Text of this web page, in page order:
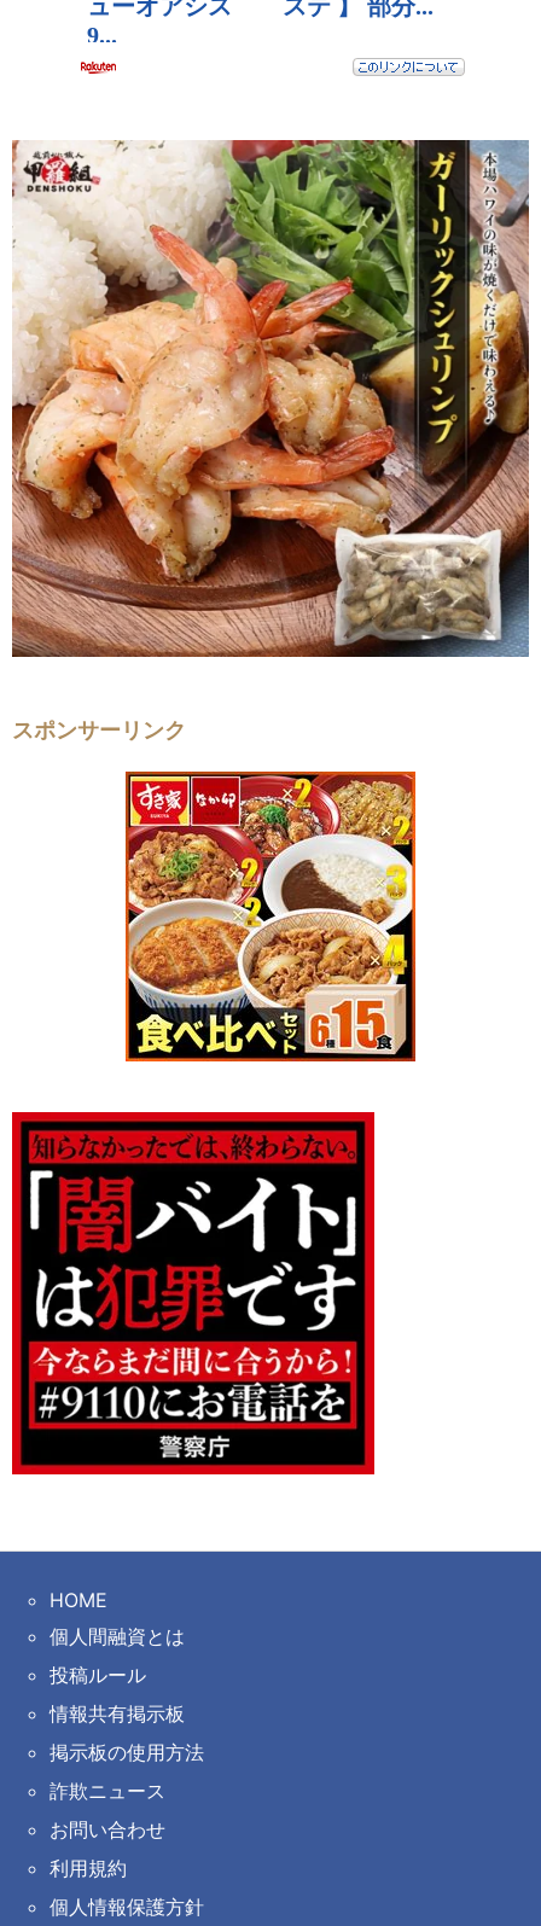
スポンサーリンク
HOME
個人間融資とは
投稿ルール
情報共有掲示板
掲示板の使用方法
詐欺ニュース
お問い合わせ
利用規約
個人情報保護方針